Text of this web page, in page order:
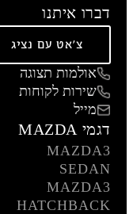
דברו איתנו
צ'אט עם נציג
אולמות תצוגה
שירות לקוחות
מייל
דגמי MAZDA
MAZDA3
SEDAN
MAZDA3
HATCHBACK